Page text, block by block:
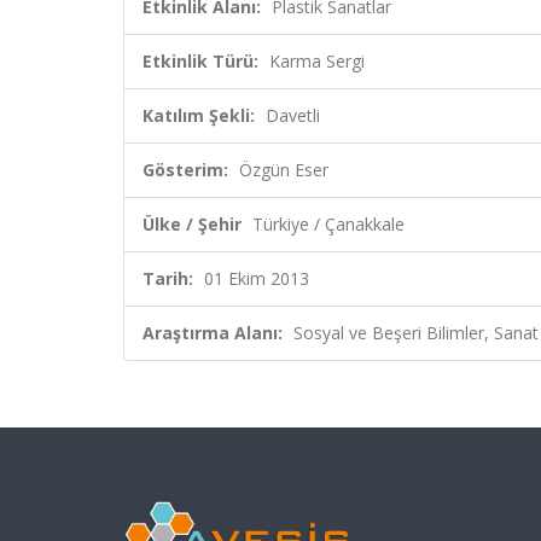
Etkinlik Alanı: Plastik Sanatlar
Etkinlik Türü: Karma Sergi
Katılım Şekli: Davetli
Gösterim: Özgün Eser
Ülke / Şehir Türkiye / Çanakkale
Tarih: 01 Ekim 2013
Araştırma Alanı: Sosyal ve Beşeri Bilimler, Sanat